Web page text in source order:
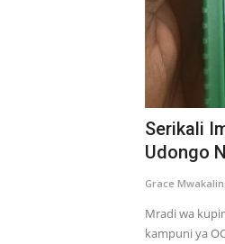
Serikali
Udongo
Grace
Mradi wa
kampuni ya